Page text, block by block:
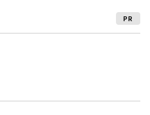
PR